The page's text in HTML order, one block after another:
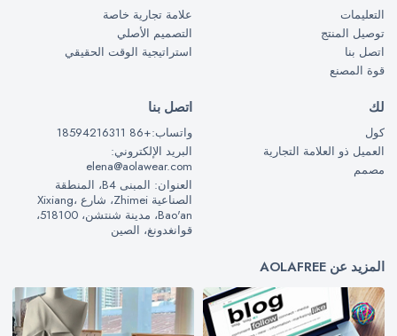
التعليمات
توصيل المنتج
اتصل بنا
قوة المصنع
علامة تجارية خاصة
التصميم الأصلي
استراتيجية الوقت الحقيقي
لك
كول
العميل ذو العلامة التجارية
مصمم
اتصل بنا
واتساب:+86 18594216311
البريد الإلكتروني:
elena@aolawear.com
العنوان: المبنى B4، المنطقة
الصناعية Zhimei، شارع Xixiang،
Bao'an، مدينة شنتشن، 518100،
قوانغدونغ، الصين
المزيد عن AOLAFREE